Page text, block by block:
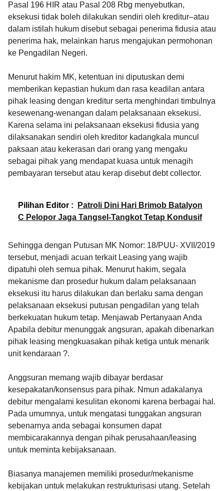
Pasal 196 HIR atau Pasal 208 Rbg menyebutkan,
eksekusi tidak boleh dilakukan sendiri oleh kreditur–atau
dalam istilah hukum disebut sebagai penerima fidusia atau
penerima hak, melainkan harus mengajukan permohonan
ke Pengadilan Negeri.
Menurut hakim MK, ketentuan ini diputuskan demi
memberikan kepastian hukum dan rasa keadilan antara
pihak leasing dengan kreditur serta menghindari timbulnya
kesewenang-wenangan dalam pelaksanaan eksekusi.
Karena selama ini pelaksanaan eksekusi fidusia yang
dilaksanakan sendiri oleh kreditor kadangkala muncul
paksaan atau kekerasan dari orang yang mengaku
sebagai pihak yang mendapat kuasa untuk menagih
pembayaran tersebut atau kerap disebut debt collector.
Pilihan Editor :
Patroli Dini Hari Brimob Batalyon
C Pelopor Jaga Tangsel-Tangkot Tetap Kondusif
Sehingga dengan Putusan MK Nomor: 18/PUU- XVII/2019
tersebut, menjadi acuan terkait Leasing yang wajib
dipatuhi oleh semua pihak. Menurut hakim, segala
mekanisme dan prosedur hukum dalam pelaksanaan
eksekusi itu harus dilakukan dan berlaku sama dengan
pelaksanaan eksekusi putusan pengadilan yang telah
berkekuatan hukum tetap. Menjawab Pertanyaan Anda
Apabila debitur menunggak angsuran, apakah dibenarkan
pihak leasing mengkuasakan pihak ketiga untuk menarik
unit kendaraan ?.
Anggsuran memang wajib dibayar berdasar
kesepakatan/konsensus para pihak. Nmun adakalanya
debitur mengalami kesulitan ekonomi karena berbagai hal.
Pada umumnya, untuk mengatasi tunggakan angsuran
sebenarnya anda sebagai konsumen dapat
membicarakannya dengan pihak perusahaan/leasing
untuk meminta kebijaksanaan.
Biasanya manajemen memiliki prosedur/mekanisme
kebijakan untuk melakukan restrukturisasi utang. Setelah